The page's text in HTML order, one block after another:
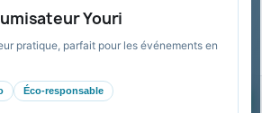
Youri
pratique, parfait pour les événements en
Éco-responsable
Espace collectivités
— Tous droits réservés